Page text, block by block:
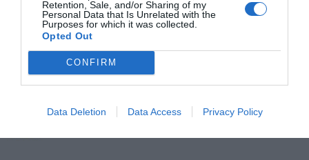
Retention, Sale, and/or Sharing of my
Personal Data that Is Unrelated with the
Purposes for which it was collected.
Opted Out
CONFIRM
Data Deletion Data Access Privacy Policy
Imprimir